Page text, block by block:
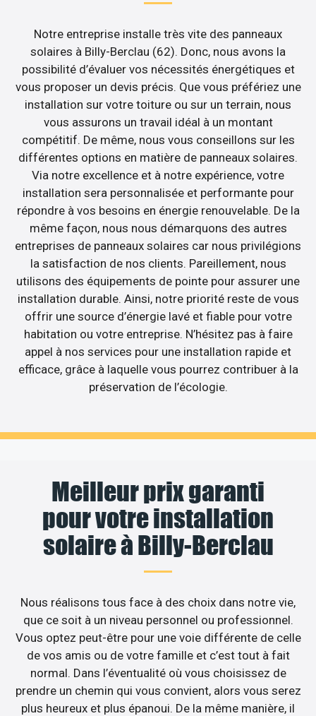
Notre entreprise installe très vite des panneaux
solaires à Billy-Berclau (62). Donc, nous avons la
possibilité d’évaluer vos nécessités énergétiques et
vous proposer un devis précis. Que vous préfériez une
installation sur votre toiture ou sur un terrain, nous
vous assurons un travail idéal à un montant
compétitif. De même, nous vous conseillons sur les
différentes options en matière de panneaux solaires.
Via notre excellence et à notre expérience, votre
installation sera personnalisée et performante pour
répondre à vos besoins en énergie renouvelable. De la
même façon, nous nous démarquons des autres
entreprises de panneaux solaires car nous privilégions
la satisfaction de nos clients. Pareillement, nous
utilisons des équipements de pointe pour assurer une
installation durable. Ainsi, notre priorité reste de vous
offrir une source d’énergie lavé et fiable pour votre
habitation ou votre entreprise. N’hésitez pas à faire
appel à nos services pour une installation rapide et
efficace, grâce à laquelle vous pourrez contribuer à la
préservation de l’écologie.
Meilleur prix garanti
pour votre installation
solaire à Billy-Berclau
Nous réalisons tous face à des choix dans notre vie,
que ce soit à un niveau personnel ou professionnel.
Vous optez peut-être pour une voie différente de celle
de vos amis ou de votre famille et c’est tout à fait
normal. Dans l’éventualité où vous choisissez de
prendre un chemin qui vous convient, alors vous serez
plus heureux et plus épanoui. De la même manière, il